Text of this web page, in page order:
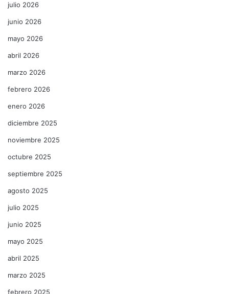
julio 2026
junio 2026
mayo 2026
abril 2026
marzo 2026
febrero 2026
enero 2026
diciembre 2025
noviembre 2025
octubre 2025
septiembre 2025
agosto 2025
julio 2025
junio 2025
mayo 2025
abril 2025
marzo 2025
febrero 2025